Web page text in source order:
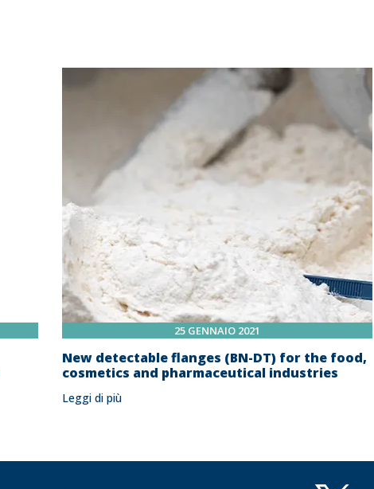
25 GENNAIO 2021
New detectable flanges (BN-DT) for the food,
cosmetics and pharmaceutical industries
Leggi di più